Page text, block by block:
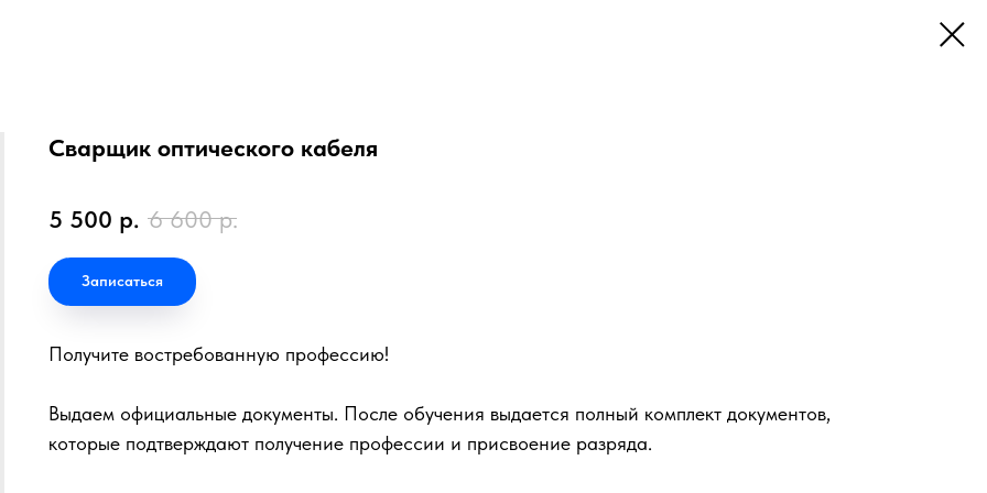
Сварщик оптического кабеля
5 500 р. 6 600 р.
Записаться
Получите востребованную профессию!
Выдаем официальные документы. После обучения выдается полный комплект документов,
которые подтверждают получение профессии и присвоение разряда.